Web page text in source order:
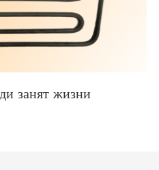
занят жизни